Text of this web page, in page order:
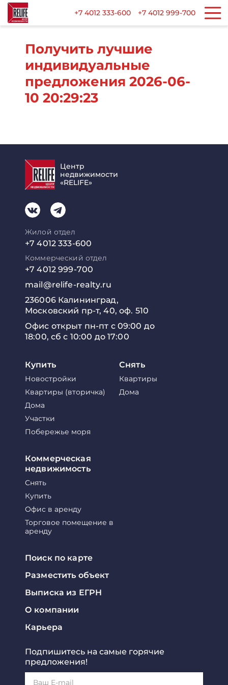
+7 4012 333-600 +7 4012 999-700
Получить лучшие
индивидуальные
предложения 2026-06-
10 20:29:23
Центр
недвижимости
«RELIFE»
Жилой отдел
+7 4012 333-600
Коммерческий отдел
+7 4012 999-700
mail@relife-realty.ru
236006 Калининград,
Московский пр-т, 40, оф. 510
Офис открыт пн-пт с 09:00 до
18:00, сб с 10:00 до 17:00
Купить
Новостройки
Квартиры (вторичка)
Дома
Участки
Побережье моря
Снять
Квартиры
Дома
Коммерческая
недвижимость
Снять
Купить
Офис в аренду
Торговое помещение в
аренду
Поиск по карте
Разместить объект
Выписка из ЕГРН
О компании
Карьера
Подпишитесь на самые горячие
предложения!